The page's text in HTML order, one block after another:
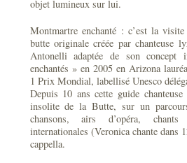
objet lumineux sur lui.
Montmartre enchanté : c’est la
butte originale créée par chanteuse
Antonelli adaptée de son concept
enchantés » en 2005 en Arizona
1 Prix Mondial, labellisé Unesco
Depuis 10 ans cette guide chanteuse
insolite de la Butte, sur un
chansons, airs d’opéra,
internationales (Veronica chante dans
cappella.